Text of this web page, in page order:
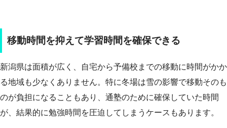
移動時間を抑えて学習時間を確保できる
新潟県は面積が広く、自宅から予備校までの移動に時間がかか
る地域も少なくありません。特に冬場は雪の影響で移動そのも
のが負担になることもあり、通塾のために確保していた時間
が、結果的に勉強時間を圧迫してしまうケースもあります。